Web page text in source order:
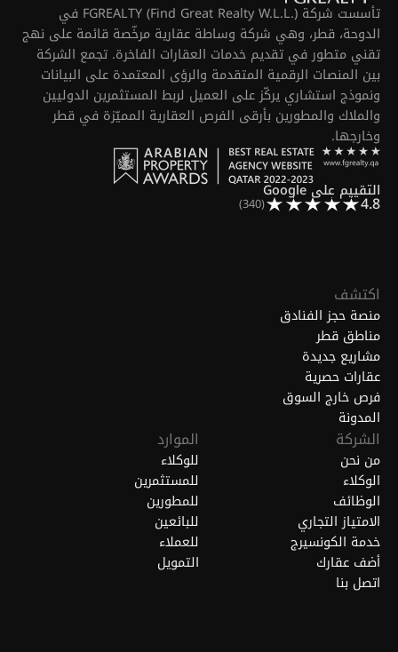
تأسست شركة FGREALTY (Find Great Realty W.L.L.) في
الدوحة، قطر، وهي شركة وساطة عقارية مرخّصة قائمة على نهج
تقني متطور في تقديم خدمات العقارات الفاخرة. تجمع الشركة
بين المنصات الرقمية المتقدمة والرؤى المعتمدة على البيانات
ونموذج استشاري يركّز على العميل لربط المستثمرين الدوليين
والملاك والمطورين بأرقى الفرص العقارية المميّزة في قطر
وخارجها.
التقييم على Google
4.8
(340)
اكتشف
منصة حجز الفنادق
مناطق قطر
مشاريع جديدة
عقارات حصرية
فرص خارج السوق
المدونة
الشركة
من نحن
الوكلاء
الوظائف
الامتياز التجاري
خدمة الكونسيرج
أضف عقارك
اتصل بنا
الموارد
للوكلاء
للمستثمرين
للمطورين
للبائعين
للعملاء
التمويل